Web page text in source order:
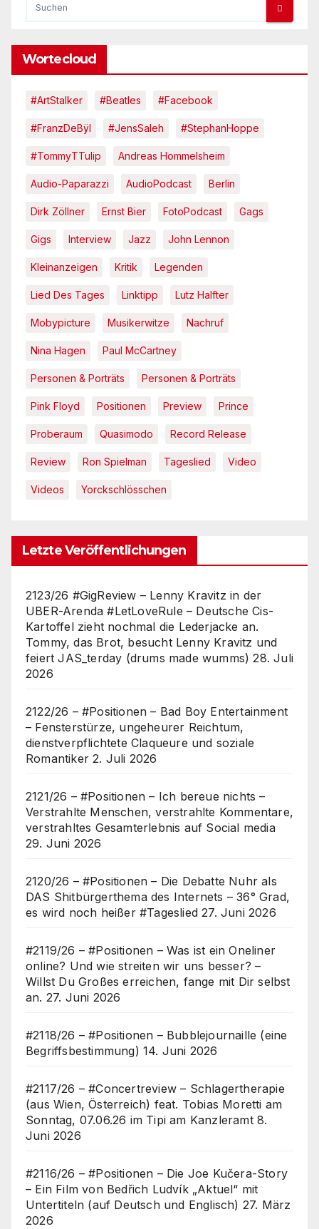
Wortecloud
#ArtStalker #Beatles #Facebook
#FranzDeBÿl #JensSaleh #StephanHoppe
#TommyTTulip Andreas Hommelsheim
Audio-Paparazzi AudioPodcast Berlin
Dirk Zöllner Ernst Bier FotoPodcast Gags
Gigs Interview Jazz John Lennon
Kleinanzeigen Kritik Legenden
Lied Des Tages Linktipp Lutz Halfter
Mobypicture Musikerwitze Nachruf
Nina Hagen Paul McCartney
Personen & Porträts Personen & Porträts
Pink Floyd Positionen Preview Prince
Proberaum Quasimodo Record Release
Review Ron Spielman Tageslied Video
Videos Yorckschlösschen
Letzte Veröffentlichungen
2123/26 #GigReview – Lenny Kravitz in der
UBER-Arenda #LetLoveRule – Deutsche Cis-
Kartoffel zieht nochmal die Lederjacke an.
Tommy, das Brot, besucht Lenny Kravitz und
feiert JAS_terday (drums made wumms) 28. Juli
2026
2122/26 – #Positionen – Bad Boy Entertainment
– Fensterstürze, ungeheurer Reichtum,
dienstverpflichtete Claqueure und soziale
Romantiker 2. Juli 2026
2121/26 – #Positionen – Ich bereue nichts –
Verstrahlte Menschen, verstrahlte Kommentare,
verstrahltes Gesamterlebnis auf Social media
29. Juni 2026
2120/26 – #Positionen – Die Debatte Nuhr als
DAS Shitbürgerthema des Internets – 36° Grad,
es wird noch heißer #Tageslied 27. Juni 2026
#2119/26 – #Positionen – Was ist ein Oneliner
online? Und wie streiten wir uns besser? –
Willst Du Großes erreichen, fange mit Dir selbst
an. 27. Juni 2026
#2118/26 – #Positionen – Bubblejournaille (eine
Begriffsbestimmung) 14. Juni 2026
#2117/26 – #Concertreview – Schlagertherapie
(aus Wien, Österreich) feat. Tobias Moretti am
Sonntag, 07.06.26 im Tipi am Kanzleramt 8.
Juni 2026
#2116/26 – #Positionen – Die Joe Kučera-Story
– Ein Film von Bedřich Ludvík „Aktuel“ mit
Untertiteln (auf Deutsch und Englisch) 27. März
2026